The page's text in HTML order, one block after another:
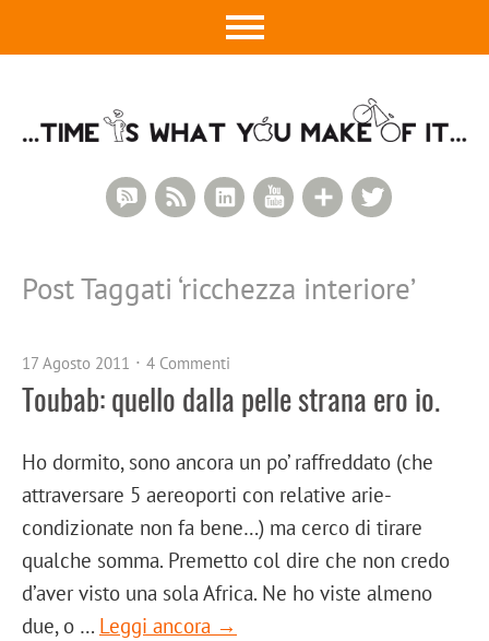
Google+
YouTube
LinkedIn
RSS Feed
RSS Comments
Post Taggati ‘ricchezza interiore’
17 Agosto 2011 4 Commenti
Toubab: quello dalla pelle strana ero io.
Ho dormito, sono ancora un po’ raffreddato (che
attraversare 5 aereoporti con relative arie-
condizionate non fa bene…) ma cerco di tirare
qualche somma. Premetto col dire che non credo
d’aver visto una sola Africa. Ne ho viste almeno
due, o … Leggi ancora →